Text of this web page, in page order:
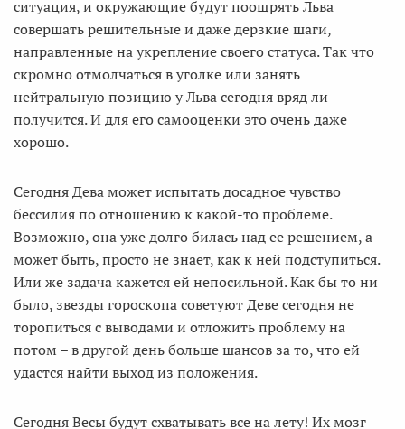
ситуация, и окружающие будут поощрять Льва
совершать решительные и даже дерзкие шаги,
направленные на укрепление своего статуса. Так что
скромно отмолчаться в уголке или занять
нейтральную позицию у Льва сегодня вряд ли
получится. И для его самооценки это очень даже
хорошо.
Сегодня Дева может испытать досадное чувство
бессилия по отношению к какой-то проблеме.
Возможно, она уже долго билась над ее решением, а
может быть, просто не знает, как к ней подступиться.
Или же задача кажется ей непосильной. Как бы то ни
было, звезды гороскопа советуют Деве сегодня не
торопиться с выводами и отложить проблему на
потом – в другой день больше шансов за то, что ей
удастся найти выход из положения.
Сегодня Весы будут схватывать все на лету! Их мозг